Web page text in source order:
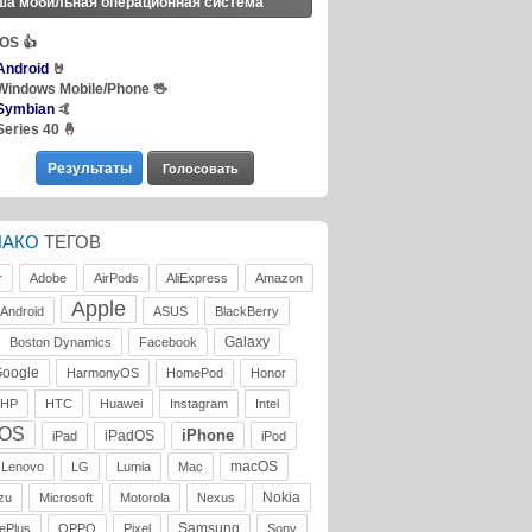
👍
🤘
Mobile/Phone 🖖
🤙
40 🤞
ТЕГОВ
Adobe AirPods AliExpress Amazon
Android Apple ASUS BlackBerry
Boston Dynamics Facebook
Galaxy
HarmonyOS HomePod Honor
HP HTC Huawei Instagram Intel
iPad iPadOS iPhone iPod
Lenovo LG Lumia Mac macOS
Microsoft Motorola Nexus Nokia
OPPO Pixel Samsung Sony